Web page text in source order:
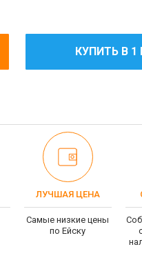
КУПИТЬ В 1
ЛУЧШАЯ ЦЕНА
Самые низкие цены
по Ейску